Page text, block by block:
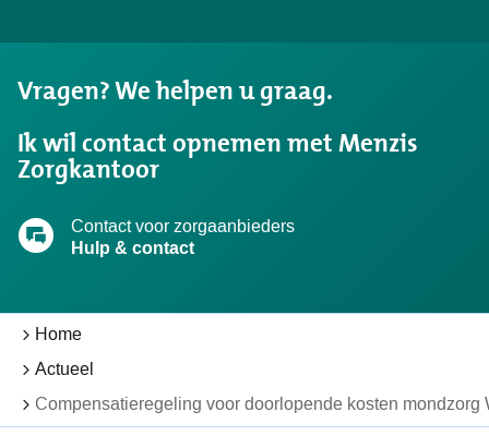
wat
zocht?
Vragen? We helpen u graag.
Ik wil contact opnemen met Menzis
Zorgkantoor
Contact voor zorgaanbieders
Hulp & contact
Home
Actueel
Compensatieregeling voor doorlopende kosten mondzorg